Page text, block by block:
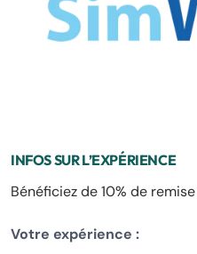
INFOS SUR L’EXPÉRIENCE
Bénéficiez de 10% de
Votre expérience :